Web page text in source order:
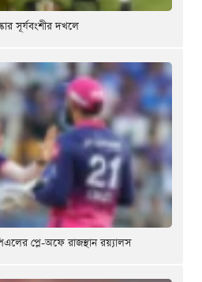
সূর্যবংশীর দখলে
প্লে-অফে রাজস্থান রয়্যালস